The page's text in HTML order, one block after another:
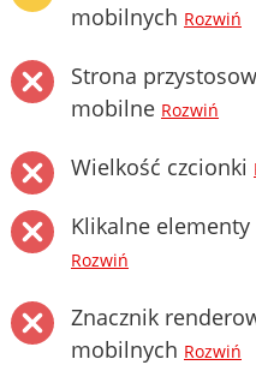
mobilnych Rozwiń
Strona
mobilne Rozwiń
Wielkość czcionki
Klikalne
Rozwiń
Znacznik
mobilnych Rozwiń